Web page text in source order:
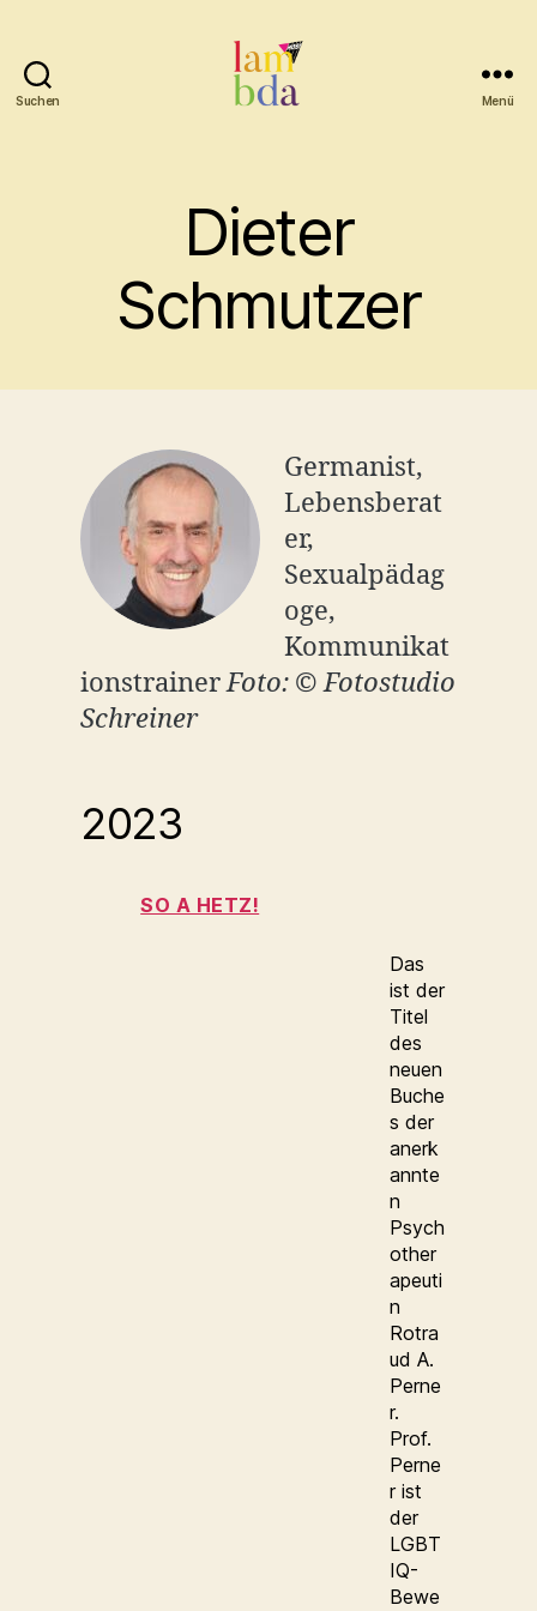
Suchen Menü
Dieter
Schmutzer
Germanist,
Lebensberat
er,
Sexualpädag
oge,
Kommunikat
ionstrainerFoto: © Fotostudio
Schreiner
2023
SO A HETZ!
Das
ist der
Titel
des
neuen
Buche
s der
anerk
annte
n
Psych
other
apeuti
n
Rotra
ud A.
Perne
r.
Prof.
Perne
r ist
der
LGBT
IQ-
Bewe